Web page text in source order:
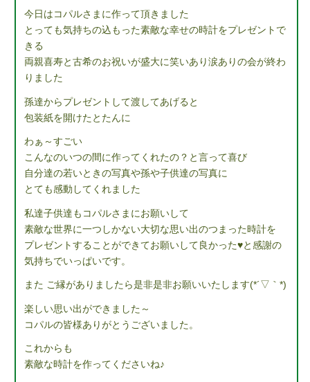
今日はコパルさまに作って頂きました
とっても気持ちの込もった素敵な幸せの時計をプレゼントで
きる
両親喜寿と古希のお祝いが盛大に笑いあり涙ありの会が終わ
りました
孫達からプレゼントして渡してあげると
包装紙を開けたとたんに
わぁ～すごい
こんなのいつの間に作ってくれたの？と言って喜び
自分達の若いときの写真や孫や子供達の写真に
とても感動してくれました
私達子供達もコパルさまにお願いして
素敵な世界に一つしかない大切な思い出のつまった時計を
プレゼントすることができてお願いして良かった♥と感謝の
気持ちでいっぱいです。
また ご縁がありましたら是非是非お願いいたします(*´▽｀*)
楽しい思い出ができました～
コパルの皆様ありがとうございました。
これからも
素敵な時計を作ってくださいね♪